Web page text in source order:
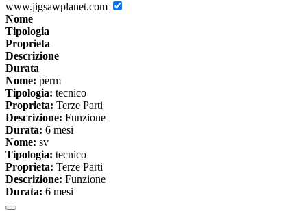
www.jigsawplanet.com
Nome
Tipologia
Proprieta
Descrizione
Durata
Nome: perm
Tipologia: tecnico
Proprieta: Terze Parti
Descrizione: Funzione
Durata: 6 mesi
Nome: sv
Tipologia: tecnico
Proprieta: Terze Parti
Descrizione: Funzione
Durata: 6 mesi